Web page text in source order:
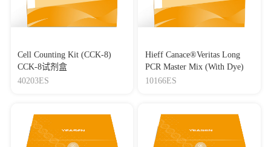
Cell Counting Kit (CCK-8)
CCK-8试剂盒
40203ES
Hieff Canace®Veritas Long
PCR Master Mix (With Dye)
10166ES